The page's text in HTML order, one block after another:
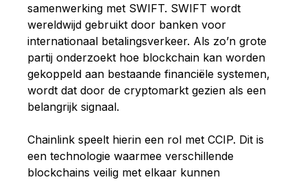
samenwerking met SWIFT. SWIFT wordt
wereldwijd gebruikt door banken voor
internationaal betalingsverkeer. Als zo’n grote
partij onderzoekt hoe blockchain kan worden
gekoppeld aan bestaande financiële systemen,
wordt dat door de cryptomarkt gezien als een
belangrijk signaal.
Chainlink speelt hierin een rol met CCIP. Dit is
een technologie waarmee verschillende
blockchains veilig met elkaar kunnen